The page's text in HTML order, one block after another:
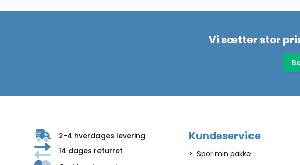
Vi sætter stor
2-4 hverdages levering
14 dages returret
Kundeservice
Spor min pakke